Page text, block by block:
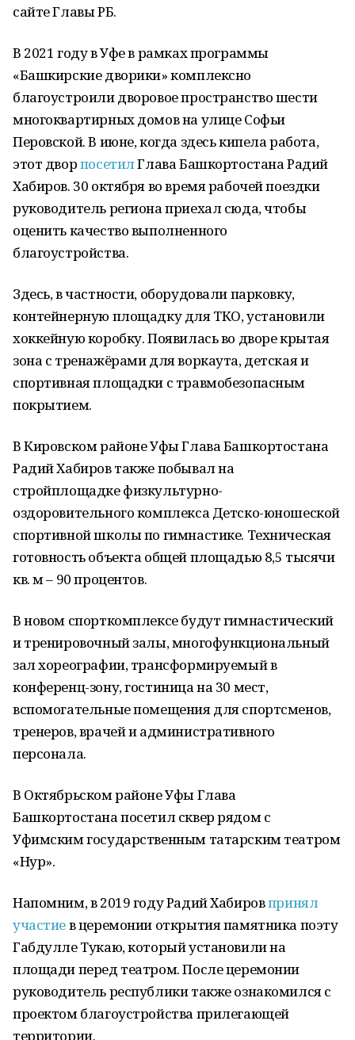
сайте Главы РБ.
В 2021 году в Уфе в рамках программы
«Башкирские дворики» комплексно
благоустроили дворовое пространство шести
многоквартирных домов на улице Софьи
Перовской. В июне, когда здесь кипела работа,
этот дворпосетилГлава Башкортостана Радий
Хабиров. 30 октября во время рабочей поездки
руководитель региона приехал сюда, чтобы
оценить качество выполненного
благоустройства.
Здесь, в частности, оборудовали парковку,
контейнерную площадку для ТКО, установили
хоккейную коробку. Появилась во дворе крытая
зона с тренажёрами для воркаута, детская и
спортивная площадки с травмобезопасным
покрытием.
В Кировском районе Уфы Глава Башкортостана
Радий Хабиров также побывал на
стройплощадке физкультурно-
оздоровительного комплекса Детско-юношеской
спортивной школы по гимнастике. Техническая
готовность объекта общей площадью 8,5 тысячи
кв. м – 90 процентов.
В новом спорткомплексе будут гимнастический
и тренировочный залы, многофункциональный
зал хореографии, трансформируемый в
конференц-зону, гостиница на 30 мест,
вспомогательные помещения для спортсменов,
тренеров, врачей и административного
персонала.
В Октябрьском районе Уфы Глава
Башкортостана посетил сквер рядом с
Уфимским государственным татарским театром
«Нур».
Напомним, в 2019 году Радий Хабировпринял
участиев церемонии открытия памятника поэту
Габдулле Тукаю, который установили на
площади перед театром. После церемонии
руководитель республики также ознакомился с
проектом благоустройства прилегающей
территории.